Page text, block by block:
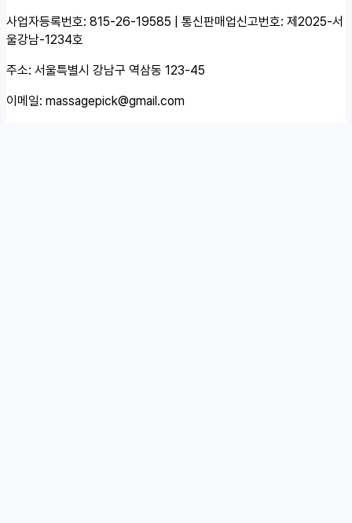
사업자등록번호: 815-26-19585 | 통신판매업신고번호: 제2025-서
울강남-1234호
주소: 서울특별시 강남구 역삼동 123-45
이메일: massagepick@gmail.com